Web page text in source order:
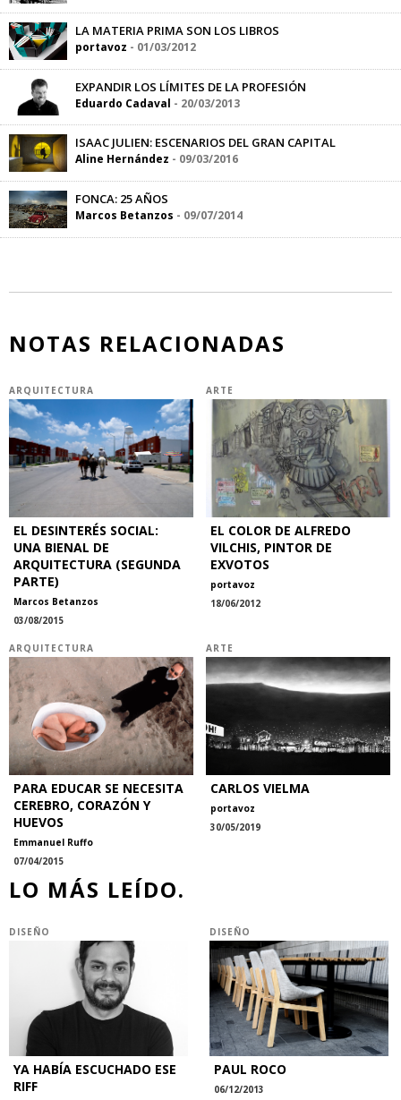
LA MATERIA PRIMA SON LOS LIBROS
portavoz - 01/03/2012
EXPANDIR LOS LÍMITES DE LA PROFESIÓN
Eduardo Cadaval - 20/03/2013
ISAAC JULIEN: ESCENARIOS DEL GRAN CAPITAL
Aline Hernández - 09/03/2016
FONCA: 25 AÑOS
Marcos Betanzos - 09/07/2014
NOTAS RELACIONADAS
ARQUITECTURA
EL DESINTERÉS SOCIAL:
UNA BIENAL DE
ARQUITECTURA (SEGUNDA
PARTE)
Marcos Betanzos
03/08/2015
ARTE
EL COLOR DE ALFREDO
VILCHIS, PINTOR DE
EXVOTOS
portavoz
18/06/2012
ARQUITECTURA
PARA EDUCAR SE NECESITA
CEREBRO, CORAZÓN Y
HUEVOS
Emmanuel Ruffo
07/04/2015
ARTE
CARLOS VIELMA
portavoz
30/05/2019
LO MÁS LEÍDO.
DISEÑO
YA HABÍA ESCUCHADO ESE
RIFF
DISEÑO
PAUL ROCO
06/12/2013